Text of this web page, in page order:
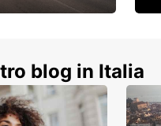
blog in Italia